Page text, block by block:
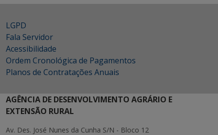
LGPD
Fala Servidor
Acessibilidade
Ordem Cronológica de Pagamentos
Planos de Contratações Anuais
AGÊNCIA DE DESENVOLVIMENTO AGRÁRIO E
EXTENSÃO RURAL
Av. Des. José Nunes da Cunha S/N - Bloco 12